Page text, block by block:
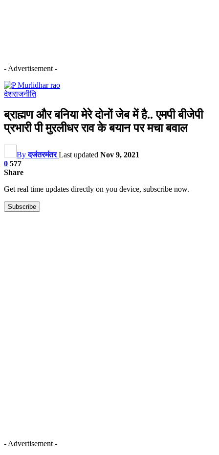
- Advertisement -
देशराजनीति
ब्राह्मण और बनिया मेरे दोनों जेब में है.. एमपी बीजेपी
प्रभारी पी मुरलीधर राव के बयान पर मचा बवाल
Byदजंतरमंतर Last updated Nov 9, 2021
0 577
Share
Get real time updates directly on you device, subscribe now.
Subscribe
- Advertisement -